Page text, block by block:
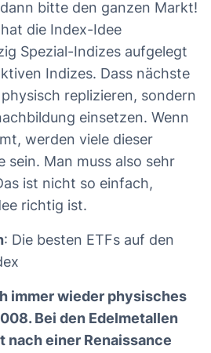
bitte den ganzen Markt!
die Index-Idee
Spezial-Indizes aufgelegt
Indizes. Dass nächste
replizieren, sondern
einsetzen. Wenn
werden viele dieser
sein. Man muss also sehr
ist nicht so einfach,
richtig ist.
: Die besten ETFs auf den
immer wieder physisches
Bei den Edelmetallen
nach einer Renaissance